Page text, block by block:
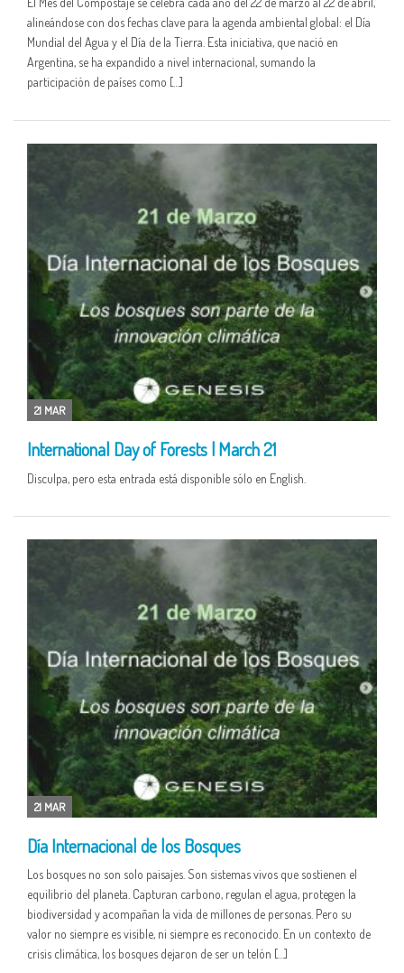
alineándose con dos fechas clave para la agenda ambiental global: el Día
Mundial del Agua y el Día de la Tierra. Esta iniciativa, que nació en
Argentina, se ha expandido a nivel internacional, sumando la
participación de países como […]
21 MAR
International Day of Forests | March 21
Disculpa, pero esta entrada está disponible sólo en English.
21 MAR
Día Internacional de los Bosques
Los bosques no son solo paisajes. Son sistemas vivos que sostienen el
equilibrio del planeta. Capturan carbono, regulan el agua, protegen la
biodiversidad y acompañan la vida de millones de personas. Pero su
valor no siempre es visible, ni siempre es reconocido. En un contexto de
crisis climática, los bosques dejaron de ser un telón […]